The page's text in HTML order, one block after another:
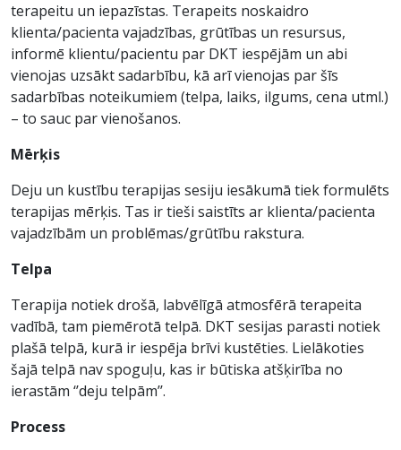
terapeitu un iepazīstas. Terapeits noskaidro
klienta/pacienta vajadzības, grūtības un resursus,
informē klientu/pacientu par DKT iespējām un abi
vienojas uzsākt sadarbību, kā arī vienojas par šīs
sadarbības noteikumiem (telpa, laiks, ilgums, cena utml.)
– to sauc par vienošanos.
Mērķis
Deju un kustību terapijas sesiju iesākumā tiek formulēts
terapijas mērķis. Tas ir tieši saistīts ar klienta/pacienta
vajadzībām un problēmas/grūtību rakstura.
Telpa
Terapija notiek drošā, labvēlīgā atmosfērā terapeita
vadībā, tam piemērotā telpā. DKT sesijas parasti notiek
plašā telpā, kurā ir iespēja brīvi kustēties. Lielākoties
šajā telpā nav spoguļu, kas ir būtiska atšķirība no
ierastām ‘’deju telpām’’.
Process